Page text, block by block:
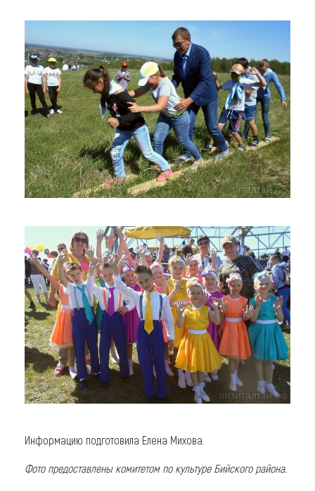
Информацию подготовила Елена Михова.
Фото предоставлены комитетом по культуре Бийского района.